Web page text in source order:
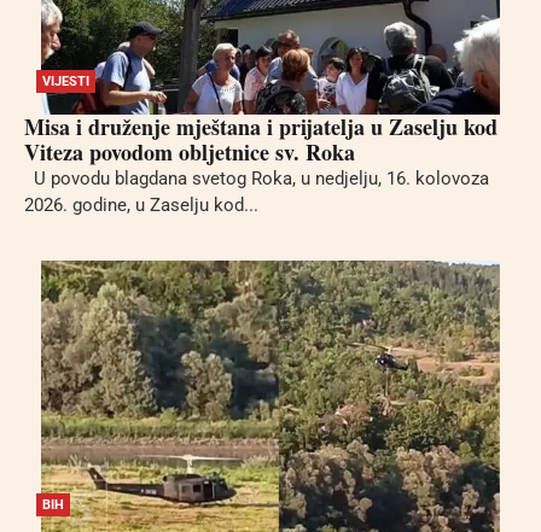
VIJESTI
Misa i druženje mještana i prijatelja u Zaselju kod
Viteza povodom obljetnice sv. Roka
U povodu blagdana svetog Roka, u nedjelju, 16. kolovoza
2026. godine, u Zaselju kod...
BIH